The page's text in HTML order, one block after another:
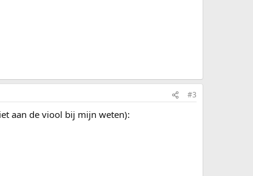
#3
aan de viool bij mijn weten):